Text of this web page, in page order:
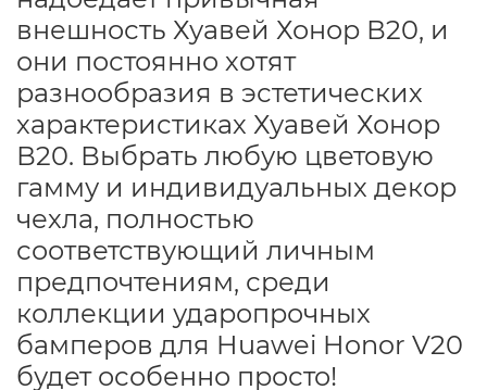
внешность Хуавей Хонор В20, и
они постоянно хотят
разнообразия в эстетических
характеристиках Хуавей Хонор
В20. Выбрать любую цветовую
гамму и индивидуальных декор
чехла, полностью
соответствующий личным
предпочтениям, среди
коллекции ударопрочных
бамперов для Huawei Honor V20
будет особенно просто!